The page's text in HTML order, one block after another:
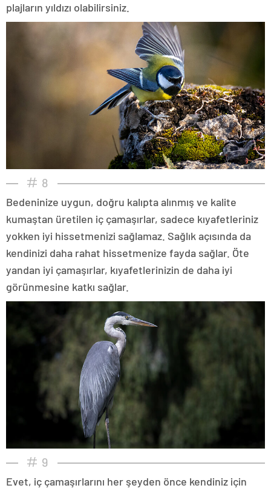
plajların yıldızı olabilirsiniz.
8
Bedeninize uygun, doğru kalıpta alınmış ve kalite
kumaştan üretilen iç çamaşırlar, sadece kıyafetleriniz
yokken iyi hissetmenizi sağlamaz. Sağlık açısında da
kendinizi daha rahat hissetmenize fayda sağlar. Öte
yandan iyi çamaşırlar, kıyafetlerinizin de daha iyi
görünmesine katkı sağlar.
9
Evet, iç çamaşırlarını her şeyden önce kendiniz için